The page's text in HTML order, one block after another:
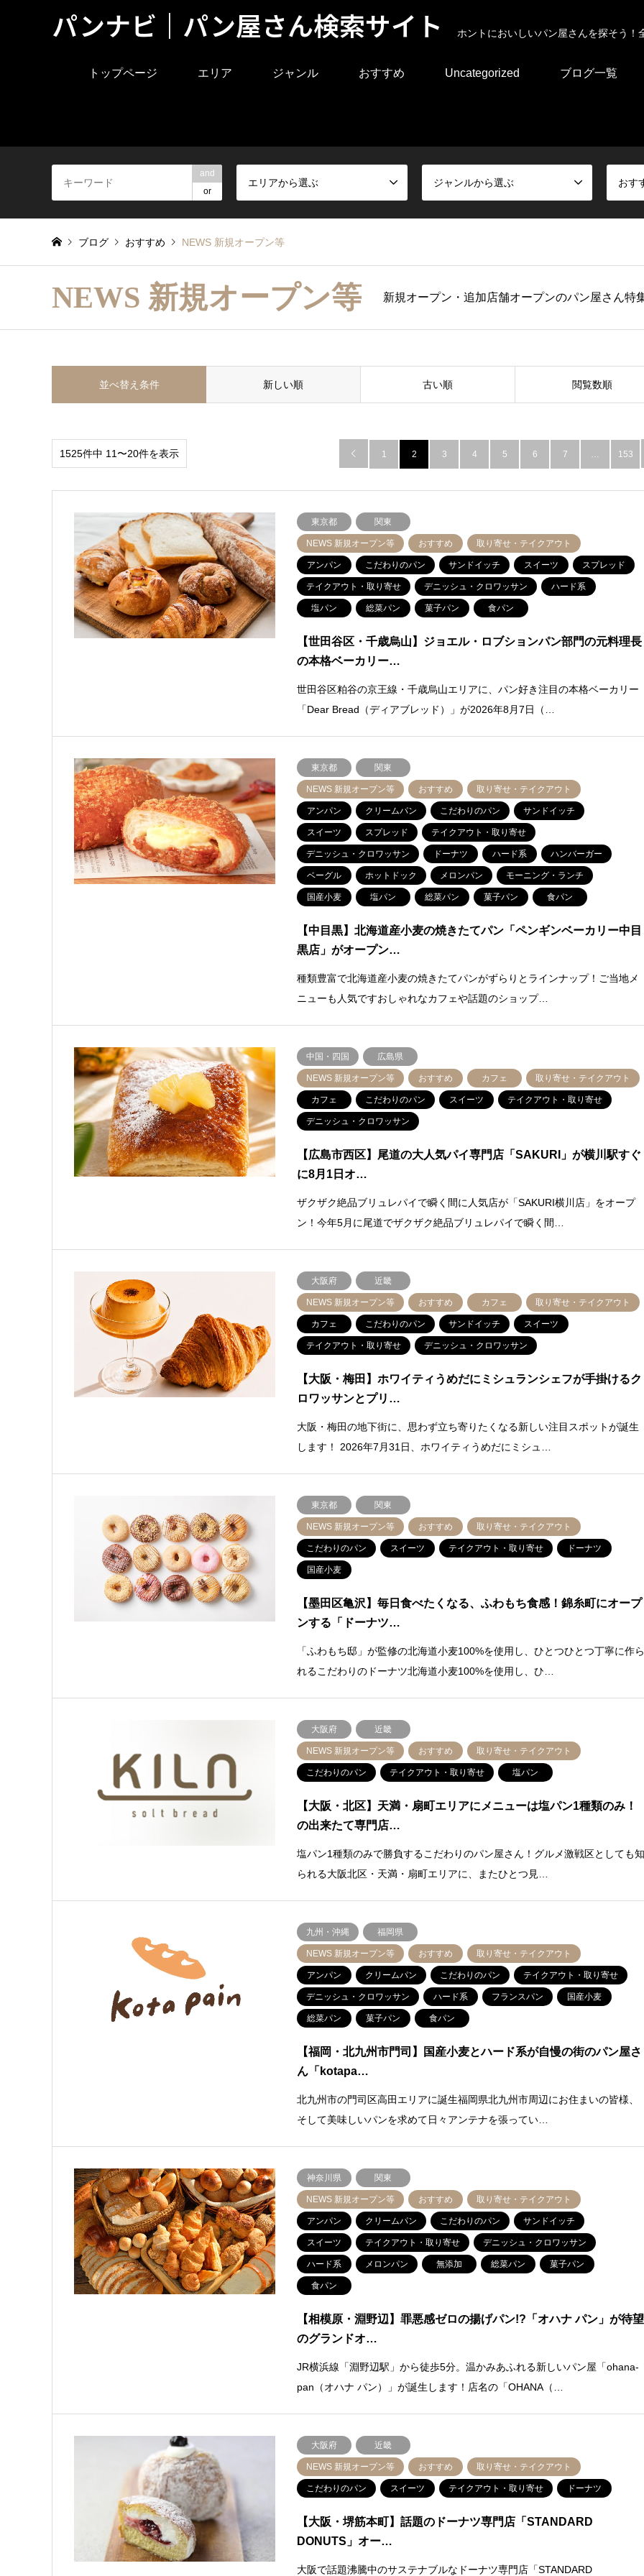
パンナビ｜パン屋さん検索サイト ホントにおいしいパン屋さんを探そう
トップページ エリア ジャンル おすすめ Uncategorized ブログ一覧
and
or
エリアから選ぶ ジャンルから選ぶ おす
ブログ おすすめ NEWS 新規オープン等
NEWS 新規オープン等 新規オープン・追加店舗オープンのパン屋さん特
並べ替え条件 新しい順 古い順 閲覧数順
1525件中 11〜20件を表示  1 2 3 4 5 6 7 … 153
東京都 関東
NEWS 新規オープン等 おすすめ 取り寄せ・テイクアウト
アンパン こだわりのパン サンドイッチ スイーツ スプレッド
テイクアウト・取り寄せ デニッシュ・クロワッサン ハード系
塩パン 総菜パン 菓子パン 食パン
【世田谷区・千歳烏山】ジョエル・ロブションパン部門の元料理長
の本格ベーカリー…
世田谷区粕谷の京王線・千歳烏山エリアに、パン好き注目の本格ベーカリー
「Dear Bread（ディアブレッド）」が2026年8月7日（…
東京都 関東
NEWS 新規オープン等 おすすめ 取り寄せ・テイクアウト
アンパン クリームパン こだわりのパン サンドイッチ
スイーツ スプレッド テイクアウト・取り寄せ
デニッシュ・クロワッサン ドーナツ ハード系 ハンバーガー
ベーグル ホットドック メロンパン モーニング・ランチ
国産小麦 塩パン 総菜パン 菓子パン 食パン
【中目黒】北海道産小麦の焼きたてパン「ペンギンベーカリー中目
黒店」がオープン…
種類豊富で北海道産小麦の焼きたてパンがずらりとラインナップ！ご当地メ
ニューも人気ですおしゃれなカフェや話題のショップ…
中国・四国 広島県
NEWS 新規オープン等 おすすめ カフェ 取り寄せ・テイクアウト
カフェ こだわりのパン スイーツ テイクアウト・取り寄せ
デニッシュ・クロワッサン
【広島市西区】尾道の大人気パイ専門店「SAKURI」が横川駅すぐ
に8月1日オ…
ザクザク絶品ブリュレパイで瞬く間に人気店が「SAKURI横川店」をオープ
ン！今年5月に尾道でザクザク絶品ブリュレパイで瞬く間…
大阪府 近畿
NEWS 新規オープン等 おすすめ カフェ 取り寄せ・テイクアウト
カフェ こだわりのパン サンドイッチ スイーツ
テイクアウト・取り寄せ デニッシュ・クロワッサン
【大阪・梅田】ホワイティうめだにミシュランシェフが手掛けるク
ロワッサンとプリ…
大阪・梅田の地下街に、思わず立ち寄りたくなる新しい注目スポットが誕生
します！ 2026年7月31日、ホワイティうめだにミシュ…
東京都 関東
NEWS 新規オープン等 おすすめ 取り寄せ・テイクアウト
こだわりのパン スイーツ テイクアウト・取り寄せ ドーナツ
国産小麦
【墨田区亀沢】毎日食べたくなる、ふわもち食感！錦糸町にオープ
ンする「ドーナツ…
「ふわもち邸」が監修の北海道小麦100%を使用し、ひとつひとつ丁寧に作
れるこだわりのドーナツ北海道小麦100%を使用し、ひ…
大阪府 近畿
NEWS 新規オープン等 おすすめ 取り寄せ・テイクアウト
こだわりのパン テイクアウト・取り寄せ 塩パン
【大阪・北区】天満・扇町エリアにメニューは塩パン1種類のみ！
の出来たて専門店…
塩パン1種類のみで勝負するこだわりのパン屋さん！グルメ激戦区としても
られる大阪北区・天満・扇町エリアに、またひとつ見…
九州・沖縄 福岡県
NEWS 新規オープン等 おすすめ 取り寄せ・テイクアウト
アンパン クリームパン こだわりのパン テイクアウト・取り寄せ
デニッシュ・クロワッサン ハード系 フランスパン 国産小麦
総菜パン 菓子パン 食パン
【福岡・北九州市門司】国産小麦とハード系が自慢の街のパン屋さ
ん「kotapa…
北九州市の門司区高田エリアに誕生福岡県北九州市周辺にお住まいの皆様、
そして美味しいパンを求めて日々アンテナを張ってい…
神奈川県 関東
NEWS 新規オープン等 おすすめ 取り寄せ・テイクアウト
アンパン クリームパン こだわりのパン サンドイッチ
スイーツ テイクアウト・取り寄せ デニッシュ・クロワッサン
ハード系 メロンパン 無添加 総菜パン 菓子パン
食パン
【相模原・淵野辺】罪悪感ゼロの揚げパン!?「オハナ パン」が待望
のグランドオ…
JR横浜線「淵野辺駅」から徒歩5分。温かみあふれる新しいパン屋「ohana-
pan（オハナ パン）」が誕生します！店名の「OHANA（…
大阪府 近畿
NEWS 新規オープン等 おすすめ 取り寄せ・テイクアウト
こだわりのパン スイーツ テイクアウト・取り寄せ ドーナツ
【大阪・堺筋本町】話題のドーナツ専門店「STANDARD
DONUTS」オー…
大阪で話題沸騰中のサステナブルなドーナツ専門店「STANDARD